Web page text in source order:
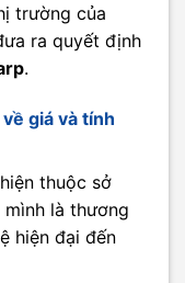
trường của
ra quyết định
.
giá và tính
thuộc sở
mình là thương
hiện đại đến